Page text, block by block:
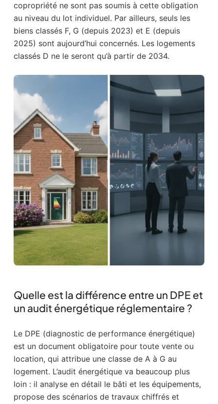
copropriété ne sont pas soumis à cette obligation
au niveau du lot individuel. Par ailleurs, seuls les
biens classés F, G (depuis 2023) et E (depuis
2025) sont aujourd’hui concernés. Les logements
classés D ne le seront qu’à partir de 2034.
Quelle est la différence entre un DPE et
un audit énergétique réglementaire ?
Le DPE (diagnostic de performance énergétique)
est un document obligatoire pour toute vente ou
location, qui attribue une classe de A à G au
logement. L’audit énergétique va beaucoup plus
loin : il analyse en détail le bâti et les équipements,
propose des scénarios de travaux chiffrés et